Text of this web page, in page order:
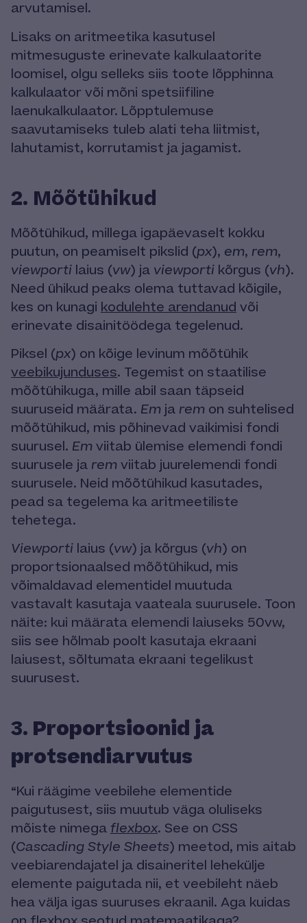
arvutamisel.
Lisaks on aritmeetika kasutusel
mitmesuguste erinevate kalkulaatorite
loomisel, olgu selleks siis toote lõpphinna
kalkulaator või mõni spetsiifiline
laenukalkulaator. Lõpptulemuse
saavutamiseks tuleb alati teha liitmist,
lahutamist, korrutamist ja jagamist.
2. Mõõtühikud
Mõõtühikud, millega igapäevaselt kokku
puutun, on peamiselt pikslid (px), em, rem,
viewporti laius (vw) ja viewporti kõrgus (vh).
Need ühikud peaks olema tuttavad kõigile,
kes on kunagi kodulehte arendanud või
erinevate disainitöödega tegelenud.
Piksel (px) on kõige levinum mõõtühik
veebikujunduses. Tegemist on staatilise
mõõtühikuga, mille abil saan täpseid
suuruseid määrata. Em ja rem on suhtelised
mõõtühikud, mis põhinevad vaikimisi fondi
suurusel. Em viitab ülemise elemendi fondi
suurusele ja rem viitab juurelemendi fondi
suurusele. Neid mõõtühikud kasutades,
pead sa tegelema ka aritmeetiliste
tehetega.
Viewporti laius (vw) ja kõrgus (vh) on
proportsionaalsed mõõtühikud, mis
võimaldavad elementidel muutuda
vastavalt kasutaja vaateala suurusele. Toon
näite: kui määrata elemendi laiuseks 50vw,
siis see hõlmab poolt kasutaja ekraani
laiusest, sõltumata ekraani tegelikust
suurusest.
3. Proportsioonid ja
protsendiarvutus
“Kui räägime veebilehe elementide
paigutusest, siis muutub väga oluliseks
mõiste nimega flexbox. See on CSS
(Cascading Style Sheets) meetod, mis aitab
veebiarendajatel ja disaineritel lehekülje
elemente paigutada nii, et veebileht näeb
hea välja igas suuruses ekraanil. Aga kuidas